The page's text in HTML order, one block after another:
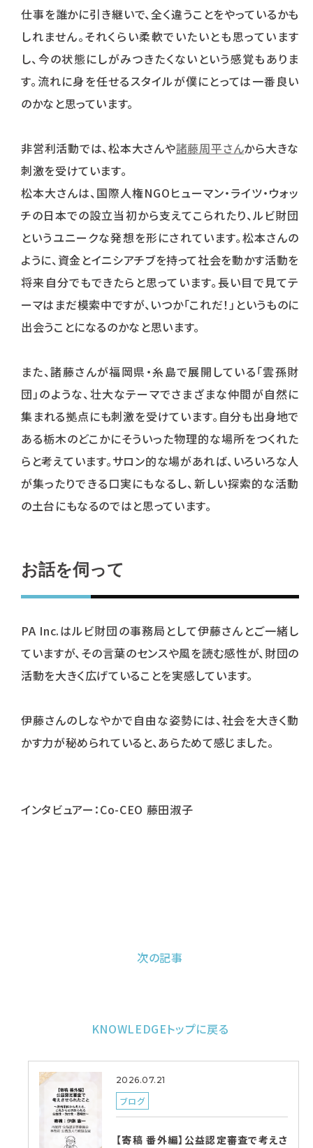
仕事を誰かに引き継いで、全く違うことをやっているかも
しれません。それくらい柔軟でいたいとも思っています
し、今の状態にしがみつきたくないという感覚もありま
す。流れに身を任せるスタイルが僕にとっては一番良い
のかなと思っています。
非営利活動では、松本大さんや諸藤周平さんから大きな
刺激を受けています。
松本大さんは、国際人権NGOヒューマン・ライツ・ウォッ
チの日本での設立当初から支えてこられたり、ルビ財団
というユニークな発想を形にされています。松本さんの
ように、資金とイニシアチブを持って社会を動かす活動を
将来自分でもできたらと思っています。長い目で見てテ
ーマはまだ模索中ですが、いつか「これだ！」というものに
出会うことになるのかなと思います。
また、諸藤さんが福岡県・糸島で展開している「雲孫財
団」のような、壮大なテーマでさまざまな仲間が自然に
集まれる拠点にも刺激を受けています。自分も出身地で
ある栃木のどこかにそういった物理的な場所をつくれた
らと考えています。サロン的な場があれば、いろいろな人
が集ったりできる口実にもなるし、新しい探索的な活動
の土台にもなるのではと思っています。
お話を伺って
PA Inc.はルビ財団の事務局として伊藤さんとご一緒し
ていますが、その言葉のセンスや風を読む感性が、財団の
活動を大きく広げていることを実感しています。
伊藤さんのしなやかで自由な姿勢には、社会を大きく動
かす力が秘められていると、あらためて感じました。
インタビュアー：Co-CEO 藤田淑子
次の記事
KNOWLEDGEトップに戻る
2026.07.21
ブログ
【寄稿 番外編】公益認定審査で考えさ